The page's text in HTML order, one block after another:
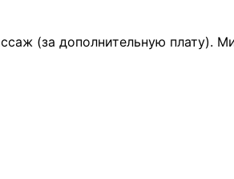
(за дополнительную плату).